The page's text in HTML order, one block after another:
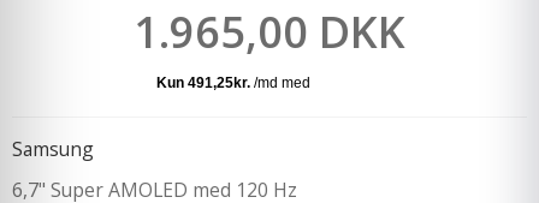
1.965,00 DKK
Samsung
6,7" Super AMOLED med 120 Hz